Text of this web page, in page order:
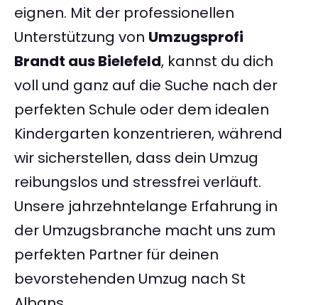
eignen. Mit der professionellen
Unterstützung von Umzugsprofi
Brandt aus Bielefeld, kannst du dich
voll und ganz auf die Suche nach der
perfekten Schule oder dem idealen
Kindergarten konzentrieren, während
wir sicherstellen, dass dein Umzug
reibungslos und stressfrei verläuft.
Unsere jahrzehntelange Erfahrung in
der Umzugsbranche macht uns zum
perfekten Partner für deinen
bevorstehenden Umzug nach St